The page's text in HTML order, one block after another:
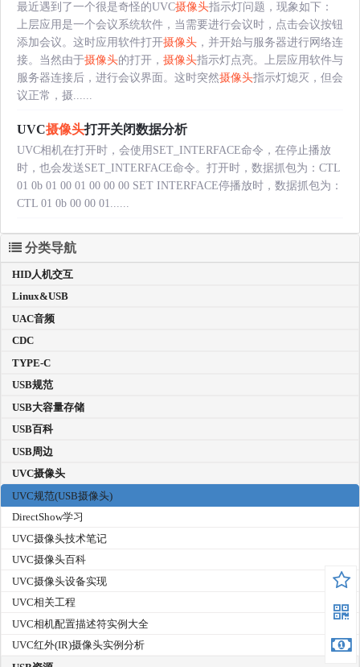
最近遇到了一个很是奇怪的UVC摄像头指示灯问题，现象如下：
上层应用是一个会议系统软件，当需要进行会议时，点击会议按钮
添加会议。这时应用软件打开摄像头 ，并开始与服务器进行网络连
接。当然由于摄像头的打开， 摄像头指示灯点亮。上层应用软件与
服务器连接后，进行会议界面。这时突然摄像头指示灯熄灭，但会
议正常，摄......
UVC摄像头打开关闭数据分析
UVC相机在打开时，会使用SET_INTERFACE命令，在停止播放
时，也会发送SET_INTERFACE命令。打开时，数据抓包为：CTL
01 0b 01 00 01 00 00 00 SET INTERFACE停播放时，数据抓包为：
CTL 01 0b 00 00 01......
分类导航
HID人机交互
Linux&USB
UAC音频
CDC
TYPE-C
USB规范
USB大容量存储
USB百科
USB周边
UVC摄像头
UVC规范(USB摄像头)
DirectShow学习
UVC摄像头技术笔记
UVC摄像头百科
UVC摄像头设备实现
UVC相关工程
UVC相机配置描述符实例大全
UVC红外(IR)摄像头实例分析